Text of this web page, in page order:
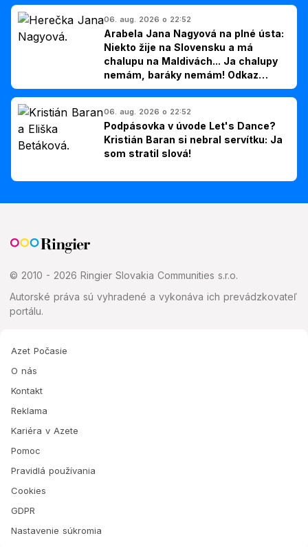
06. aug. 2026 o 22:52
Arabela Jana Nagyová na plné ústa:
Niekto žije na Slovensku a má
chalupu na Maldivách... Ja chalupy
nemám, baráky nemám! Odkaz
Slovákom
06. aug. 2026 o 22:52
Podpásovka v úvode Let's Dance?
Kristián Baran si nebral servítku: Ja
som stratil slová!
© 2010 - 2026 Ringier Slovakia Communities s.r.o.
Autorské práva sú vyhradené a vykonáva ich prevádzkovateľ
portálu.
Azet Počasie
O nás
Kontakt
Reklama
Kariéra v Azete
Pomoc
Pravidlá používania
Cookies
GDPR
Nastavenie súkromia